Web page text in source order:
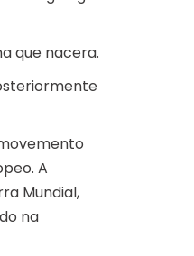
que nacera.
A
Mundial,
na